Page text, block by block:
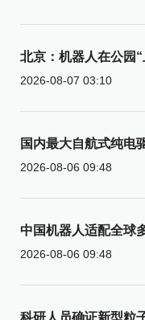
北京：机器人在公园“
2026-08-07 03:10
国内最大自航式纯电
2026-08-06 09:48
中国机器人适配全球
2026-08-06 09:48
科研人员确证新型粒